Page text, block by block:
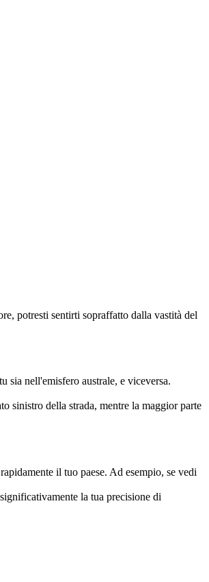
potresti sentirti sopraffatto dalla vastità del
sia nell'emisfero australe, e viceversa.
sinistro della strada, mentre la maggior parte
il tuo paese. Ad esempio, se vedi
la tua precisione di